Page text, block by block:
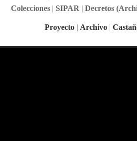
Colecciones| SIPAR | Decretos
Proyecto | Archivo |